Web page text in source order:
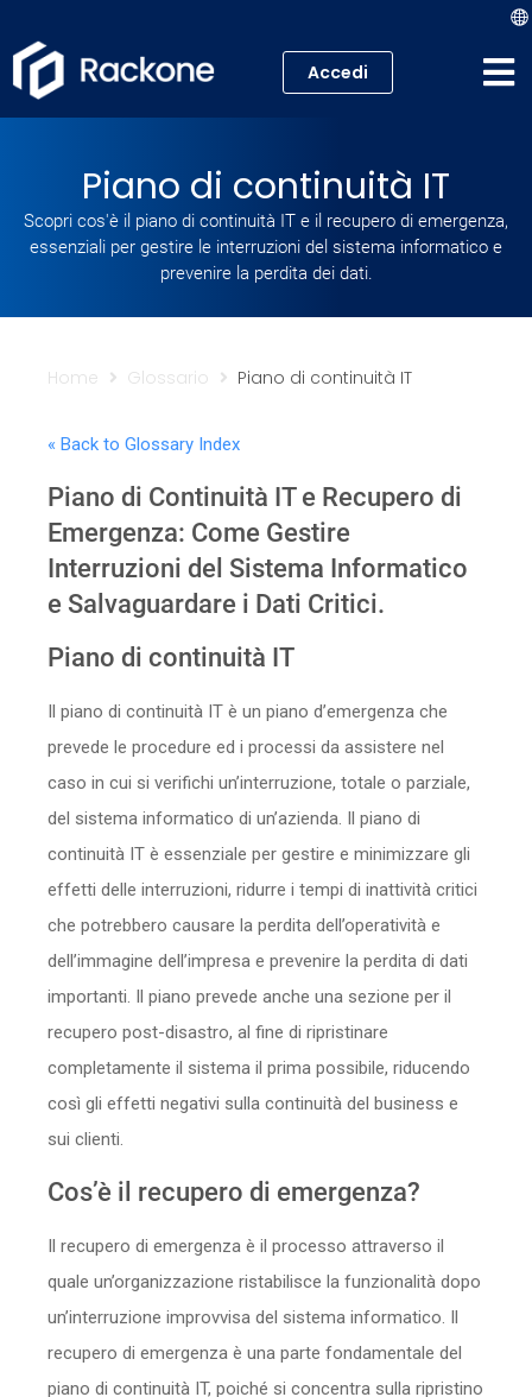
VPS
Cloud
Proxmox VE
Mail
Academy
Sicurezza
Servizi
Accedi
Piano di continuità IT
Scopri cos'è il piano di continuità IT e il recupero di emergenza,
essenziali per gestire le interruzioni del sistema informatico e
prevenire la perdita dei dati.
Home Glossario Piano di continuità IT
« Back to Glossary Index
Piano di Continuità IT e Recupero di
Emergenza: Come Gestire
Interruzioni del Sistema Informatico
e Salvaguardare i Dati Critici.
Piano di continuità IT
Il piano di continuità IT è un piano d’emergenza che
prevede le procedure ed i processi da assistere nel
caso in cui si verifichi un’interruzione, totale o parziale,
del sistema informatico di un’azienda. Il piano di
continuità IT è essenziale per gestire e minimizzare gli
effetti delle interruzioni, ridurre i tempi di inattività critici
che potrebbero causare la perdita dell’operatività e
dell’immagine dell’impresa e prevenire la perdita di dati
importanti. Il piano prevede anche una sezione per il
recupero post-disastro, al fine di ripristinare
completamente il sistema il prima possibile, riducendo
così gli effetti negativi sulla continuità del business e
sui clienti.
Cos’è il recupero di emergenza?
Il recupero di emergenza è il processo attraverso il
quale un’organizzazione ristabilisce la funzionalità dopo
un’interruzione improvvisa del sistema informatico. Il
recupero di emergenza è una parte fondamentale del
piano di continuità IT, poiché si concentra sulla ripristino